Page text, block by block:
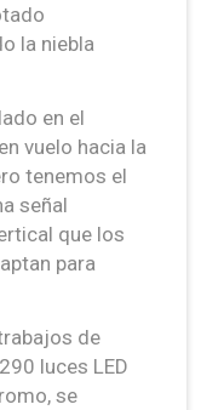
la niebla
en el
vuelo hacia la
tenemos el
señal
que los
para
de
luces LED
se